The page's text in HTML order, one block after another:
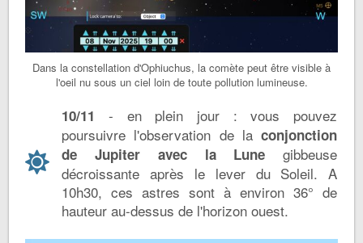
Dans la constellation d'Ophiuchus, la comète peut être visible à
l'oeil nu sous un ciel loin de toute pollution lumineuse.
10/11
- en plein jour : vous pouvez
poursuivre l'observation de laconjonction
de Jupiter avec la Lune gibbeuse
décroissante après le lever du Soleil. A
10h30, ces astres sont à environ 36° de
hauteur au-dessus de l'horizon ouest.